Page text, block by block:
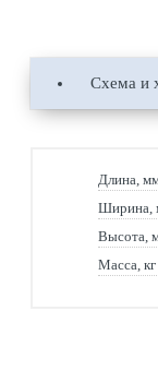
Схема и
Длина,
Ширина,
Высота,
Масса, кг